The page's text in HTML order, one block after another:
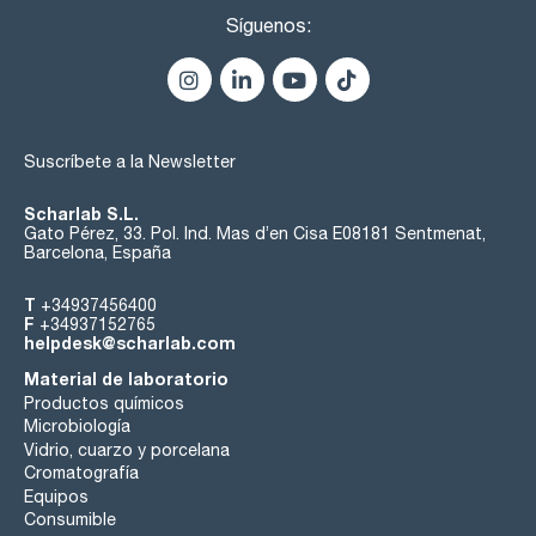
Síguenos:
Suscríbete a la Newsletter
Scharlab S.L.
Gato Pérez, 33. Pol. Ind. Mas d’en Cisa E08181 Sentmenat,
Barcelona, España
T +34937456400
F +34937152765
helpdesk@scharlab.com
Material de laboratorio
Productos químicos
Microbiología
Vidrio, cuarzo y porcelana
Cromatografía
Equipos
Consumible